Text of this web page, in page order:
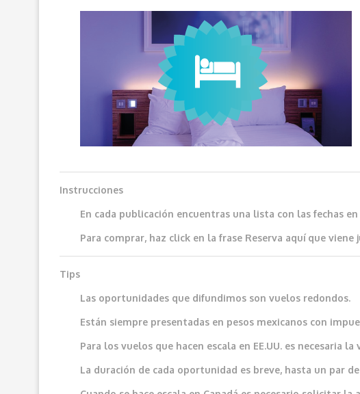
Instrucciones
En cada publicación encuentras una lista con las fechas
Para comprar, haz click en la frase Reserva aquí que viene
Tips
Las oportunidades que difundimos son vuelos redondos.
Están siempre presentadas en pesos mexicanos con
Para los vuelos que hacen escala en EE.UU. es necesaria
La duración de cada oportunidad es breve, hasta un par